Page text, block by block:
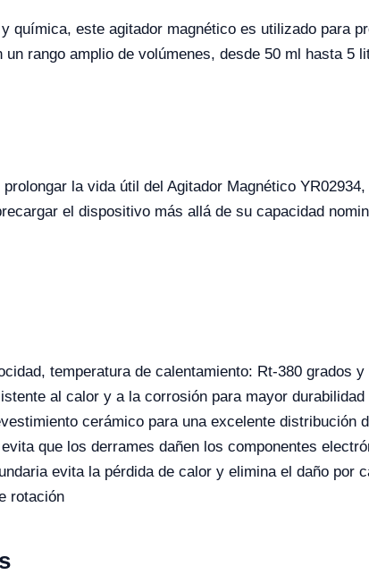
química, este agitador magnético es utilizado para
rango amplio de volúmenes, desde 50 ml hasta 5
la vida útil del Agitador Magnético
el dispositivo más allá de su capacidad
temperatura de calentamiento: Rt-380 grados
al calor y a la corrosión para mayor durabilidad
cerámico para una excelente distribución
que los derrames dañen los componentes
evita la pérdida de calor y elimina el daño por
rotación